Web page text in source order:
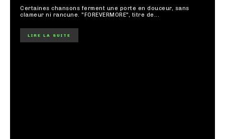
Certaines chansons ferment une porte en douceur, sans
clameur ni rancune. "FOREVERMORE", titre de...
LIRE LA SUITE